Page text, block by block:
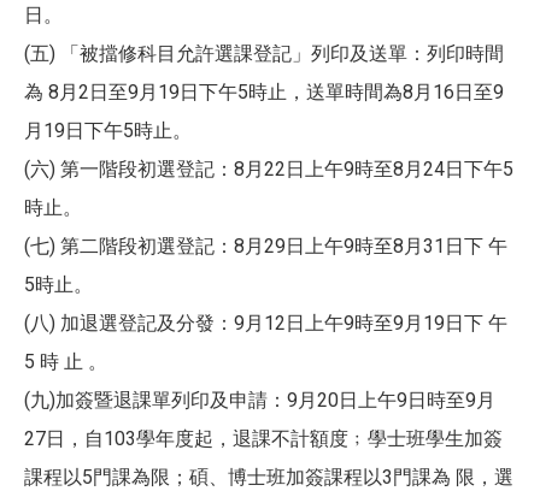
日。
(五) 「被擋修科目允許選課登記」列印及送單：列印時間
為 8月2日至9月19日下午5時止，送單時間為8月16日至9
月19日下午5時止。
(六) 第一階段初選登記：8月22日上午9時至8月24日下午5
時止。
(七) 第二階段初選登記：8月29日上午9時至8月31日下 午
5時止。
(八) 加退選登記及分發：9月12日上午9時至9月19日下 午
5 時 止 。
(九)加簽暨退課單列印及申請：9月20日上午9日時至9月
27日，自103學年度起，退課不計額度﹔學士班學生加簽
課程以5門課為限；碩、博士班加簽課程以3門課為 限，選